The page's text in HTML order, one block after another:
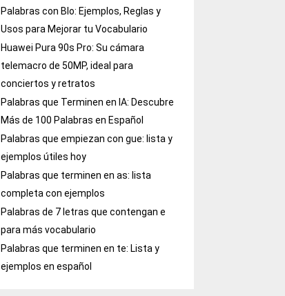
Palabras con Blo: Ejemplos, Reglas y
Usos para Mejorar tu Vocabulario
Huawei Pura 90s Pro: Su cámara
telemacro de 50MP, ideal para
conciertos y retratos
Palabras que Terminen en IA: Descubre
Más de 100 Palabras en Español
Palabras que empiezan con gue: lista y
ejemplos útiles hoy
Palabras que terminen en as: lista
completa con ejemplos
Palabras de 7 letras que contengan e
para más vocabulario
Palabras que terminen en te: Lista y
ejemplos en español